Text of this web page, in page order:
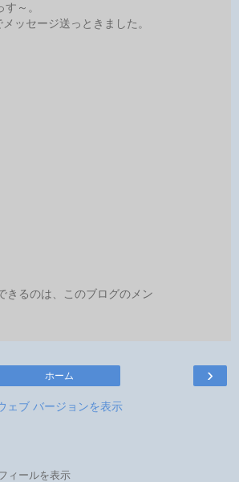
～。
ッセージ送っときました。
きるのは、このブログのメン
›
ホーム
ェブ バージョンを表示
ィールを表示